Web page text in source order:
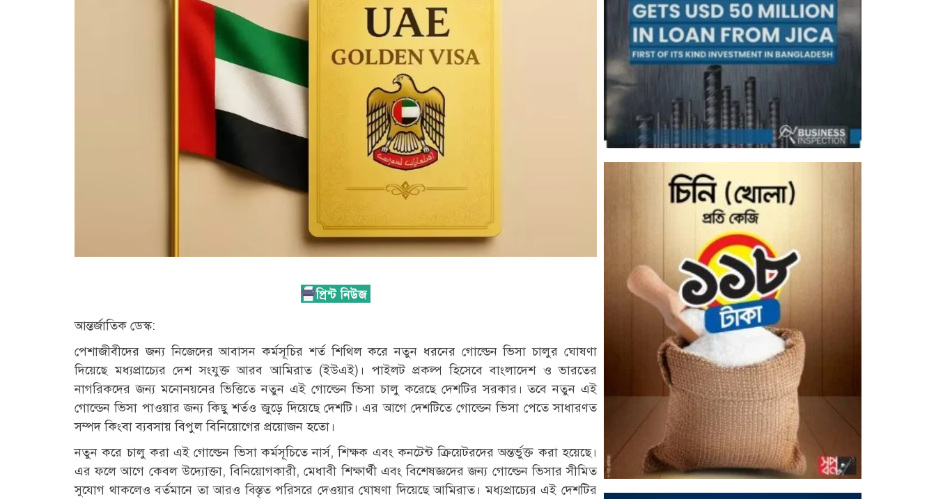
আন্তর্জাতিক ডেস্ক:
পেশাজীবীদের জন্য নিজেদের আবাসন কর্মসূচির শর্ত শিথিল করে নতুন ধরনের গোল্ডেন ভিসা চালুর ঘোষণা
দিয়েছে মধ্যপ্রাচ্যের দেশ সংযুক্ত আরব আমিরাত (ইউএই)। পাইলট প্রকল্প হিসেবে বাংলাদেশ ও ভারতের
নাগরিকদের জন্য মনোনয়নের ভিত্তিতে নতুন এই গোল্ডেন ভিসা চালু করেছে দেশটির সরকার। তবে নতুন এই
গোল্ডেন ভিসা পাওয়ার জন্য কিছু শর্তও জুড়ে দিয়েছে দেশটি। এর আগে দেশটিতে গোল্ডেন ভিসা পেতে সাধারণত
সম্পদ কিংবা ব্যবসায় বিপুল বিনিয়োগের প্রয়োজন হতো।
নতুন করে চালু করা এই গোল্ডেন ভিসা কর্মসূচিতে নার্স, শিক্ষক এবং কনটেন্ট ক্রিয়েটরদের অন্তর্ভুক্ত করা হয়েছে।
এর ফলে আগে কেবল উদ্যোক্তা, বিনিয়োগকারী, মেধাবী শিক্ষার্থী এবং বিশেষজ্ঞদের জন্য গোল্ডেন ভিসার সীমিত
সুযোগ থাকলেও বর্তমানে তা আরও বিস্তৃত পরিসরে দেওয়ার ঘোষণা দিয়েছে আমিরাত। মধ্যপ্রাচ্যের এই দেশটির